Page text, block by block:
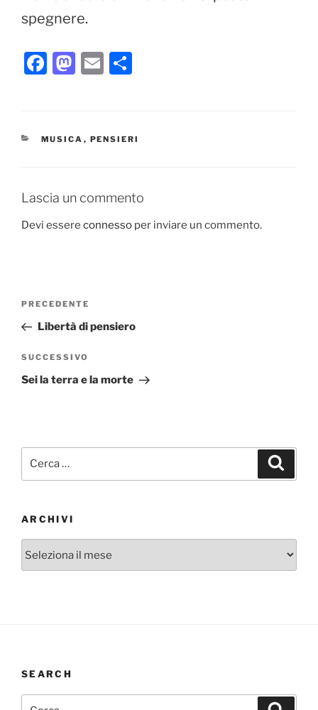
spegnere.
F
e
o
k
M
o
n
E
l
di
CATEGORIE
MUSICA , PENSIERI
Lascia un commento
Devi essere connesso per inviare un commento.
Navigazione
Articolo
precedente:
PRECEDENTE
Libertà di pensiero
Articolo
successivo
SUCCESSIVO
Sei la terra e la morte
ARCHIVI
SEARCH